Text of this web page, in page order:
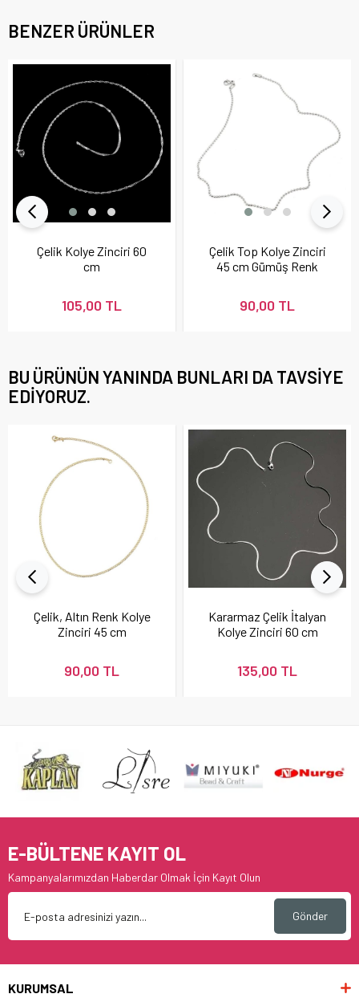
BENZER ÜRÜNLER
Çelik Kolye Zinciri 60
cm
105,00 TL
Çelik Top Kolye Zinciri
45 cm Gümüş Renk
90,00 TL
BU ÜRÜNÜN YANINDA BUNLARI DA TAVSIYE
EDIYORUZ.
Çelik, Altın Renk Kolye
Zinciri 45 cm
90,00 TL
Kararmaz Çelik İtalyan
Kolye Zinciri 60 cm
135,00 TL
E-BÜLTENE KAYIT OL
Kampanyalarımızdan Haberdar Olmak İçin Kayıt Olun
Gönder
KURUMSAL